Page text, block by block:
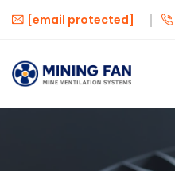
[email protected]